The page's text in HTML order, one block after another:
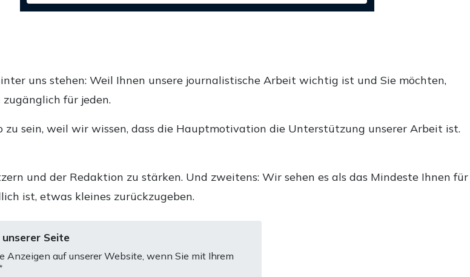
uns stehen: Weil Ihnen unsere journalistische Arbeit wichtig ist und Sie möchten,
für jeden.
sein, weil wir wissen, dass die Hauptmotivation die Unterstützung unserer Arbeit ist.
und der Redaktion zu stärken. Und zweitens: Wir sehen es als das Mindeste Ihnen für
ist, etwas kleines zurückzugeben.
Seite
Anzeigen auf unserer Website, wenn Sie mit Ihrem
*